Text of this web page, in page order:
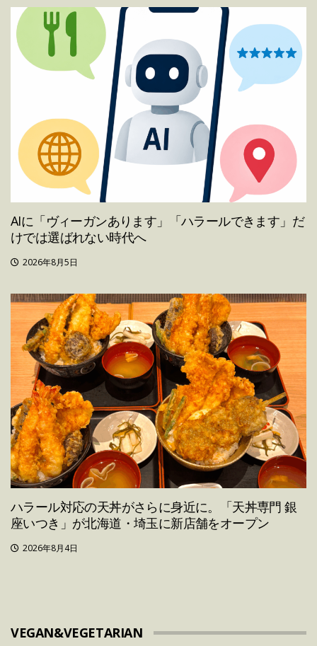
AIに「ヴィーガンあります」「ハラールできます」だ
けでは選ばれない時代へ
2026年8月5日
ハラール対応の天丼がさらに身近に。「天丼専門 銀
座いつき」が北海道・埼玉に新店舗をオープン
2026年8月4日
VEGAN&VEGETARIAN